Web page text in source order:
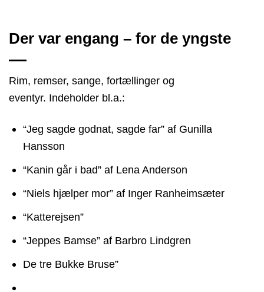
Der var engang – for de yngste
Rim, remser, sange, fortællinger og
eventyr. Indeholder bl.a.:
“Jeg sagde godnat, sagde far” af Gunilla
Hansson
“Kanin går i bad” af Lena Anderson
“Niels hjælper mor” af Inger Ranheimsæter
“Katterejsen”
“Jeppes Bamse” af Barbro Lindgren
De tre Bukke Bruse”